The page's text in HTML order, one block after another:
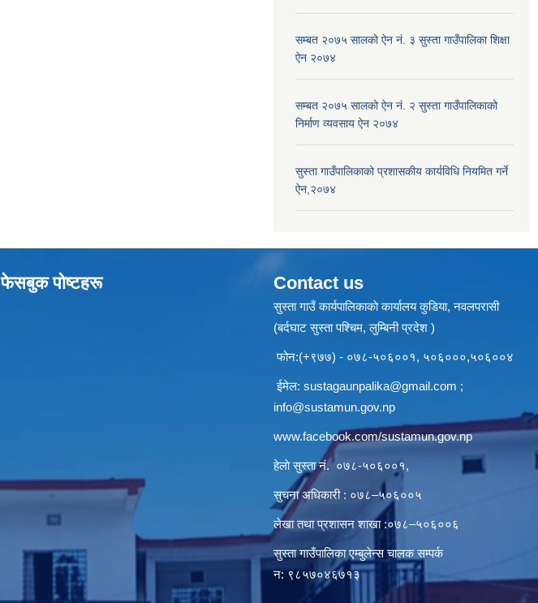
सम्बत २०७५ सालको ऐन नं. ३ सुस्ता गाउँपालिका शिक्षा
ऐन २०७४
सम्बत २०७५ सालको ऐन नं. २ सुस्ता गाउँपालिकाको
निर्माण व्यवसाय ऐन २०७४
सुस्ता गाउँपालिकाको प्रशासकीय कार्यविधि नियमित गर्ने
ऐन,२०७४
फेसबुक पाेष्टहरू Contact us
सुस्ता गाउँ कार्यपालिकाकाे कार्यालय कुडिया, नवलपरासी
(बर्दघाट सुस्ता पश्चिम, लुम्बिनी प्रदेश )
फोन:(+९७७) - ०७८-५०६००१, ५०६०००,५०६००४
ईमेल: sustagaunpalika@gmail.com ;
info@sustamun.gov.np
www.facebook.com/sustamun.gov.np
हेलाे सुस्ता नं.०७८-५०६००१,
सुचना अधिकारी : ०७८–५०६००५
लेखा तथा प्रशासन शाखा :०७८–५०६००६
सुस्ता गाउँपालिका एम्बुलेन्स चालक सम्पर्क
न‌‍: ९८५७०४६७१३